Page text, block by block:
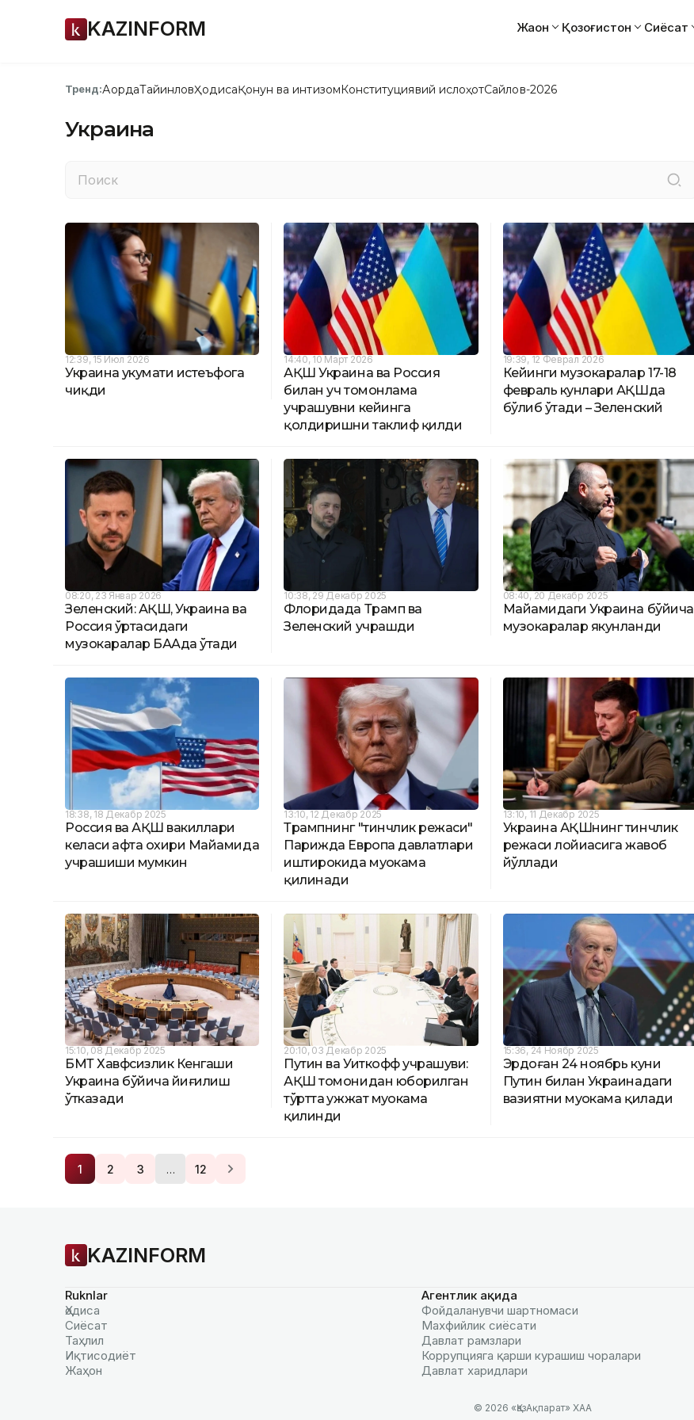
KAZINFORM Жаҳон Қозоғистон Сиёсат
Тренд:АқордаТайинловҲодисаҚонун ва интизомКонституциявий ислоҳотСайлов-2026
Украина
12:39, 15 Июл 2026
Украина ҳукумати истеъфога
чиқди
14:40, 10 Март 2026
АҚШ Украина ва Россия
билан уч томонлама
учрашувни кейинга
қолдиришни таклиф қилди
19:39, 12 Феврал 2026
Кейинги музокаралар 17-18
февраль кунлари АҚШда
бўлиб ўтади – Зеленский
08:20, 23 Январ 2026
Зеленский: АҚШ, Украина ва
Россия ўртасидаги
музокаралар БААда ўтади
10:38, 29 Декабр 2025
Флоридада Трамп ва
Зеленский учрашди
08:40, 20 Декабр 2025
Майамидаги Украина бўйича
музокаралар якунланди
18:38, 18 Декабр 2025
Россия ва АҚШ вакиллари
келаси ҳафта охири Майамида
учрашиши мумкин
13:10, 12 Декабр 2025
Трампнинг "тинчлик режаси"
Парижда Европа давлатлари
иштирокида муҳокама
қилинади
13:10, 11 Декабр 2025
Украина АҚШнинг тинчлик
режаси лойиҳасига жавоб
йўллади
15:10, 08 Декабр 2025
БМТ Хавфсизлик Кенгаши
Украина бўйича йиғилиш
ўтказади
20:10, 03 Декабр 2025
Путин ва Уиткофф учрашуви:
АҚШ томонидан юборилган
тўртта ҳужжат муҳокама
қилинди
15:36, 24 Ноябр 2025
Эрдоған 24 ноябрь куни
Путин билан Украинадаги
вазиятни муҳокама қилади
1 2 3 … 12
KAZINFORM
Ruknlar
Ҳодиса
Сиёсат
Таҳлил
Иқтисодиёт
Жаҳон
Агентлик ҳақида
Фойдаланувчи шартномаси
Махфийлик сиёсати
Давлат рамзлари
Коррупцияга қарши курашиш чоралари
Давлат харидлари
© 2026 «ҚазАқпарат» ХАА